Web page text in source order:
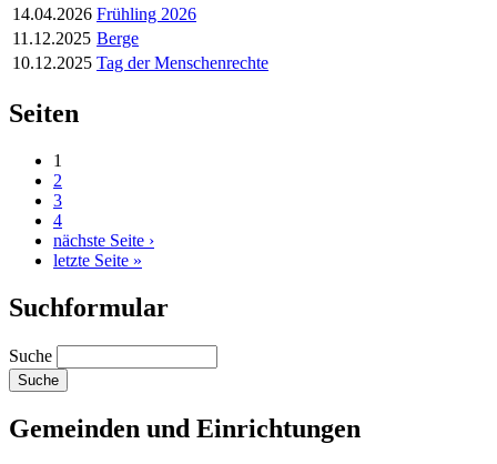
14.04.2026 Frühling 2026
11.12.2025 Berge
10.12.2025 Tag der Menschenrechte
Seiten
1
2
3
4
nächste Seite ›
letzte Seite »
Suchformular
Suche
Gemeinden und Einrichtungen